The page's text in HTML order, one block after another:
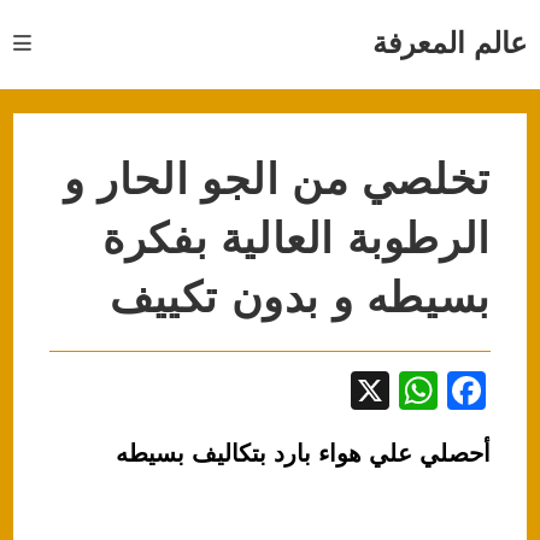
عالم المعرفة
تخلصي من الجو الحار و
الرطوبة العالية بفكرة
بسيطه و بدون تكييف
F
c
W
at
أحصلي علي هواء بارد بتكاليف بسيطه